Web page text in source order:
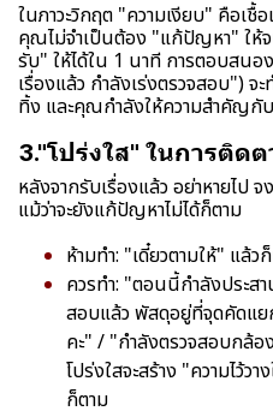
ในภาวะวิกฤต "ความเงียบ" คือเชื้
คุณไม่จำเป็นต้อง "แก้ปัญหา" ใ
รับ" ให้ได้ใน 1 นาที การตอบสนอ
เรื่องแล้ว กำลังเร่งตรวจสอบ") จ
ทิ้ง และคุณกำลังให้ความสำคัญกั
3."โปร่งใส" ในการติด
หลังจากรับเรื่องแล้ว อย่าหายไป
แม้ว่าจะยังแก้ปัญหาไม่ได้ก็ตาม
ห้ามทำ: "เดี๋ยวตามให้" แล้ว
ควรทำ: "ตอนนี้กำลังประส
สอบแล้ว พัสดุอยู่ที่จุดคัดแย
คะ" / "กำลังตรวจสอบกล้
โปร่งใสจะสร้าง "ความไว้
ก็ตาม